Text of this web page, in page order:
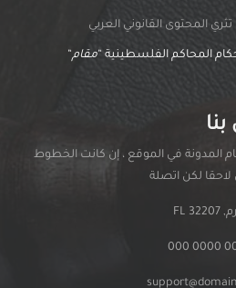
المحتوى القانوني العربي
المحاكم الفلسطينية “مقام“
المدونة في الموقع ، إن كانت الخطوط
لكن اتصلة